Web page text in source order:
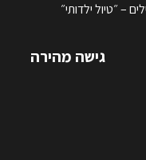
– ״טיול ילדותי״
גישה מהירה